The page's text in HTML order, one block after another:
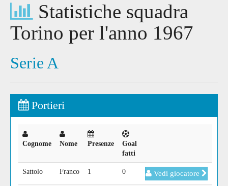
Statistiche squadra
Torino per l'anno 1967
Serie A
Portieri
Cognome Nome Presenze
Goal
fatti
Sattolo Franco 1 0 Vedi giocatore